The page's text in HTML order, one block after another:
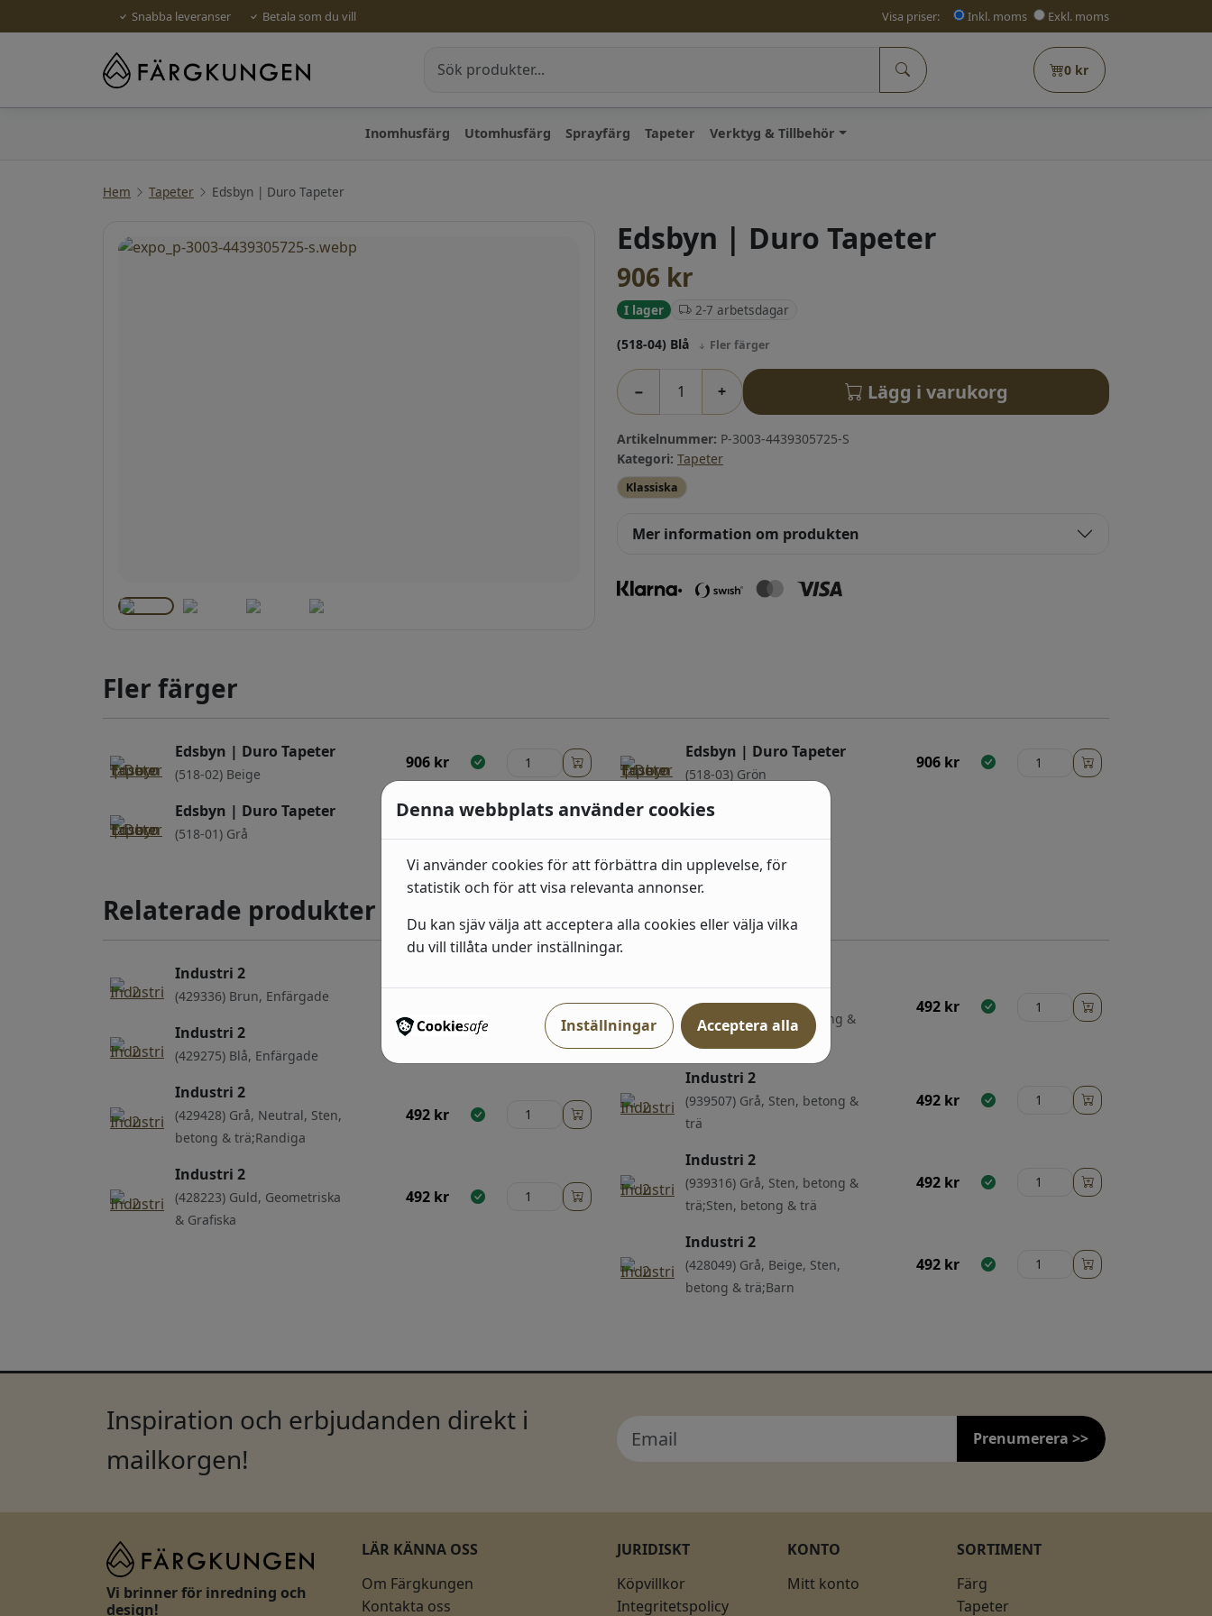
Snabba leveranser Betala som du vill Visa priser: Inkl. moms Exkl. moms
0 kr
Inomhusfärg Utomhusfärg Sprayfärg Tapeter Verktyg & Tillbehör
Hem Tapeter Edsbyn | Duro Tapeter
Edsbyn | Duro Tapeter
906 kr
I lager 2-7 arbetsdagar
(518-04) Blå Fler färger
− + Lägg i varukorg
Artikelnummer: P-3003-4439305725-S
Kategori: Tapeter
Klassiska
Mer information om produkten
Fler färger
Edsbyn | Duro Tapeter
(518-02) Beige
906 kr
Edsbyn | Duro Tapeter
(518-01) Grå
906kr
Edsbyn | Duro Tapeter
(518-03) Grön
906 kr
Relaterade produkter
Industri 2
(429336) Brun, Enfärgade
415kr
Industri 2
(429275) Blå, Enfärgade
Industri 2
(429428) Grå, Neutral, Sten,
betong & trä;Randiga
492 kr
Industri 2
(428223) Guld, Geometriska
& Grafiska
492 kr
betong & trä;Sten, betong &
trä;Barn
492 kr
Industri 2
(939507) Grå, Sten, betong &
trä
492 kr
Industri 2
(939316) Grå, Sten, betong &
trä;Sten, betong & trä
492 kr
Industri 2
(428049) Grå, Beige, Sten,
betong & trä;Barn
492 kr
Inspiration och erbjudanden direkt i
mailkorgen!
Prenumerera >>
Vi brinner för inredning och
design!
LÄR KÄNNA OSS
Om Färgkungen
Kontakta oss
JURIDISKT
Köpvillkor
Integritetspolicy
KONTO
Mitt konto
SORTIMENT
Färg
Tapeter
Denna webbplats använder cookies
Vi använder cookies för att förbättra din upplevelse, för
statistik och för att visa relevanta annonser.
Du kan sjäv välja att acceptera alla cookies eller välja vilka
du vill tillåta under inställningar.
Inställningar Acceptera alla